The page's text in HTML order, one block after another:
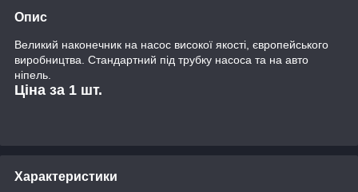
Опис
Великий наконечник на насос високої якості, європейського
виробництва. Стандартний під трубку насоса та на авто
ніпель.
Ціна за 1 шт.
Характеристики